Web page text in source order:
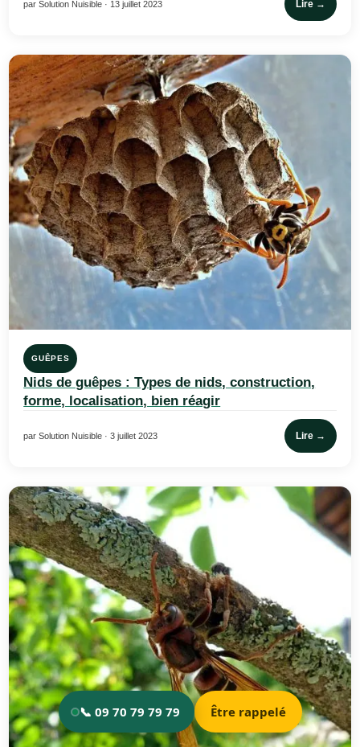
par Solution Nuisible · 13 juillet 2023 Lire →
GUÊPES
Nids de guêpes : Types de nids, construction,
forme, localisation, bien réagir
par Solution Nuisible · 3 juillet 2023 Lire →